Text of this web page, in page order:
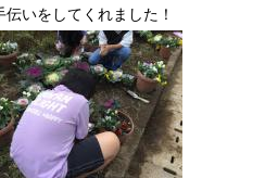
いをしてくれました！